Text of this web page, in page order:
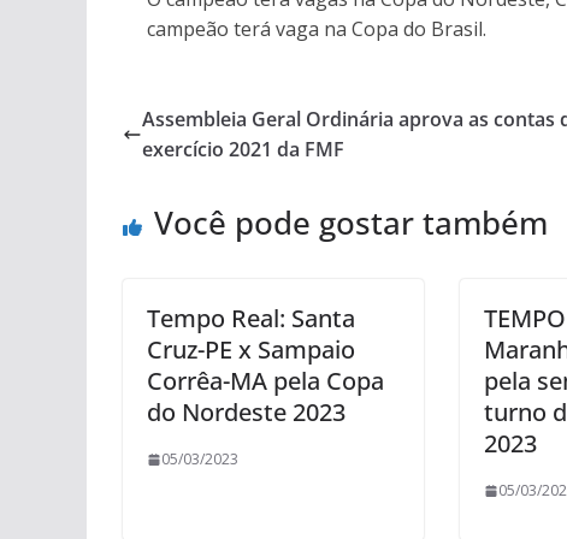
campeão terá vaga na Copa do Brasil.
Assembleia Geral Ordinária aprova as contas
exercício 2021 da FMF
Você pode gostar também
Tempo Real: Santa
Cruz-PE x Sampaio
Corrêa-MA pela Copa
do Nordeste 2023
05/03/2023
pela
turno
2023
05/03/